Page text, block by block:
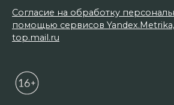
Согласие на обработку
помощью сервисов
top.mail.ru